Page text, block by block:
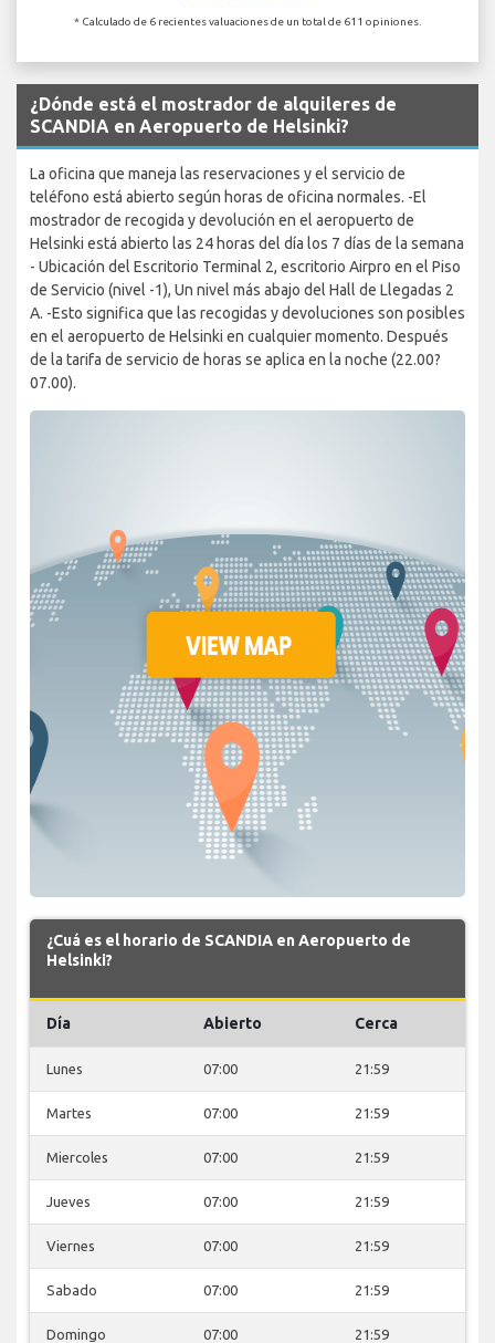
* Calculado de 6 recientes valuaciones de un total de 611 opiniones.
¿Dónde está el mostrador de alquileres de
SCANDIA en Aeropuerto de Helsinki?
La oficina que maneja las reservaciones y el servicio de
teléfono está abierto según horas de oficina normales. -El
mostrador de recogida y devolución en el aeropuerto de
Helsinki está abierto las 24 horas del día los 7 días de la semana
- Ubicación del Escritorio Terminal 2, escritorio Airpro en el Piso
de Servicio (nivel -1), Un nivel más abajo del Hall de Llegadas 2
A. -Esto significa que las recogidas y devoluciones son posibles
en el aeropuerto de Helsinki en cualquier momento. Después
de la tarifa de servicio de horas se aplica en la noche (22.00?
07.00).
¿Cuá es el horario de SCANDIA en Aeropuerto de
Helsinki?
Día Abierto Cerca
Lunes 07:00 21:59
Martes 07:00 21:59
Miercoles 07:00 21:59
Jueves 07:00 21:59
Viernes 07:00 21:59
Sabado 07:00 21:59
Domingo 07:00 21:59